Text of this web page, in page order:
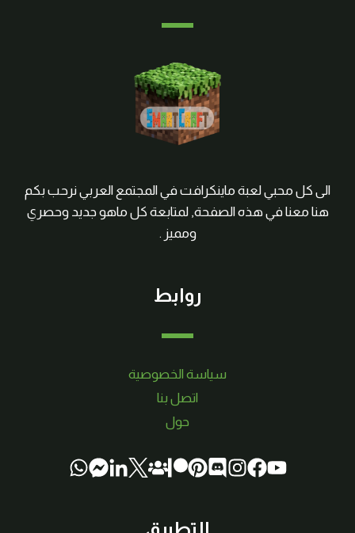
الى كل محبي لعبة ماينكرافت في المجتمع العربي نرحب بكم
هنا معنا في هذه الصفحة, لمتابعة كل ماهو جديد وحصري
ومميز .
روابط
سياسة الخصوصية
اتصل بنا
حول
التطبيق